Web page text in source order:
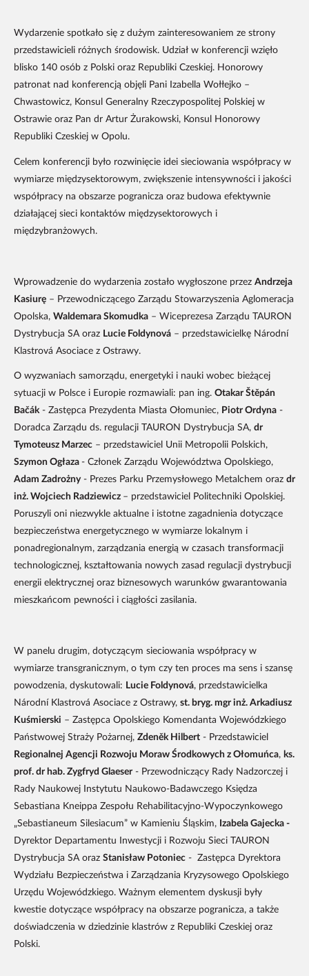
Wydarzenie spotkało się z dużym zainteresowaniem ze strony
przedstawicieli różnych środowisk. Udział w konferencji wzięło
blisko 140 osób z Polski oraz Republiki Czeskiej. Honorowy
patronat nad konferencją objęli Pani Izabella Wołłejko –
Chwastowicz, Konsul Generalny Rzeczypospolitej Polskiej w
Ostrawie oraz Pan dr Artur Żurakowski, Konsul Honorowy
Republiki Czeskiej w Opolu.
Celem konferencji było rozwinięcie idei sieciowania współpracy w
wymiarze międzysektorowym, zwiększenie intensywności i jakości
współpracy na obszarze pogranicza oraz budowa efektywnie
działającej sieci kontaktów międzysektorowych i
międzybranżowych.
Wprowadzenie do wydarzenia zostało wygłoszone przez Andrzeja
Kasiurę – Przewodniczącego Zarządu Stowarzyszenia Aglomeracja
Opolska, Waldemara Skomudka – Wiceprezesa Zarządu TAURON
Dystrybucja SA oraz Lucie Foldynová – przedstawicielkę Národní
Klastrová Asociace z Ostrawy.
O wyzwaniach samorządu, energetyki i nauki wobec bieżącej
sytuacji w Polsce i Europie rozmawiali: pan ing. Otakar Štěpán
Bačák- Zastępca Prezydenta Miasta Ołomuniec, Piotr Ordyna -
Doradca Zarządu ds. regulacji TAURON Dystrybucja SA, dr
Tymoteusz Marzec – przedstawiciel Unii Metropolii Polskich,
Szymon Ogłaza - Członek Zarządu Województwa Opolskiego,
Adam Zadrożny - Prezes Parku Przemysłowego Metalchem oraz dr
inż. Wojciech Radziewicz – przedstawiciel Politechniki Opolskiej.
Poruszyli oni niezwykle aktualne i istotne zagadnienia dotyczące
bezpieczeństwa energetycznego w wymiarze lokalnym i
ponadregionalnym, zarządzania energią w czasach transformacji
technologicznej, kształtowania nowych zasad regulacji dystrybucji
energii elektrycznej oraz biznesowych warunków gwarantowania
mieszkańcom pewności i ciągłości zasilania.
W panelu drugim, dotyczącym sieciowania współpracy w
wymiarze transgranicznym, o tym czy ten proces ma sens i szansę
powodzenia, dyskutowali: Lucie Foldynová, przedstawicielka
Národní Klastrová Asociace z Ostrawy, st. bryg. mgr inż. Arkadiusz
Kuśmierski – Zastępca Opolskiego Komendanta Wojewódzkiego
Państwowej Straży Pożarnej, Zdeněk Hilbert - Przedstawiciel
Regionalnej Agencji Rozwoju Moraw Środkowych z Ołomuńca, ks.
prof. dr hab. Zygfryd Glaeser- Przewodniczący Rady Nadzorczej i
Rady Naukowej Instytutu Naukowo-Badawczego Księdza
Sebastiana Kneippa Zespołu Rehabilitacyjno-Wypoczynkowego
„Sebastianeum Silesiacum” w Kamieniu Śląskim, Izabela Gajecka -
Dyrektor Departamentu Inwestycji i Rozwoju Sieci TAURON
Dystrybucja SA oraz Stanisław Potoniec - Zastępca Dyrektora
Wydziału Bezpieczeństwa i Zarządzania Kryzysowego Opolskiego
Urzędu Wojewódzkiego. Ważnym elementem dyskusji były
kwestie dotyczące współpracy na obszarze pogranicza, a także
doświadczenia w dziedzinie klastrów z Republiki Czeskiej oraz
Polski.